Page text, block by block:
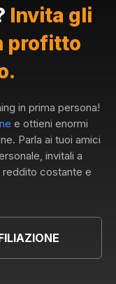
Invita gli
profitto
in prima persona!
e ottieni enormi
Parla ai tuoi amici
invitali a
reddito costante e